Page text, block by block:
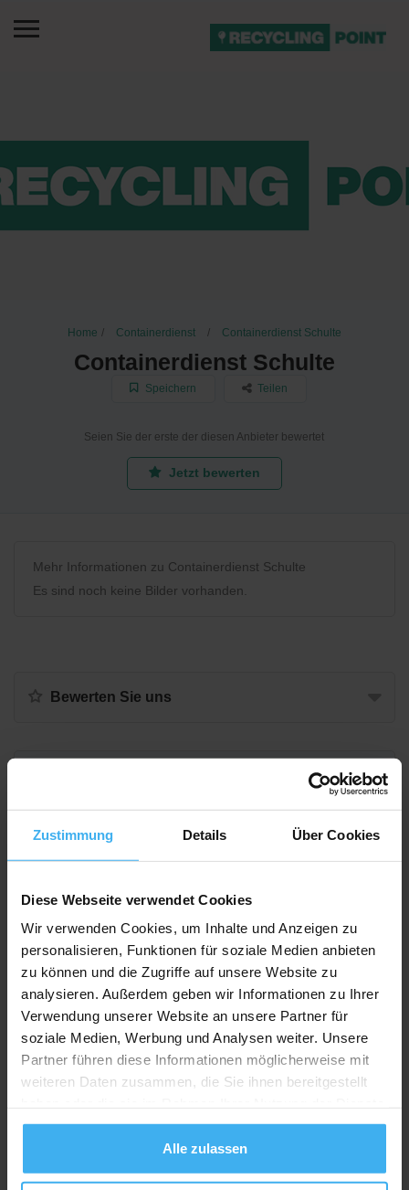
Zustimmung Details Über Cookies
Diese Webseite verwendet Cookies
Wir verwenden Cookies, um Inhalte und Anzeigen zu
personalisieren, Funktionen für soziale Medien anbieten
zu können und die Zugriffe auf unsere Website zu
analysieren. Außerdem geben wir Informationen zu Ihrer
Verwendung unserer Website an unsere Partner für
soziale Medien, Werbung und Analysen weiter. Unsere
Partner führen diese Informationen möglicherweise mit
weiteren Daten zusammen, die Sie ihnen bereitgestellt
gesammelt haben.
Alle zulassen
Home Containerdienst Containerdienst Schulte
Containerdienst Schulte
Speichern Teilen
Seien Sie der erste der diesen Anbieter bewertet
Jetzt bewerten
Mehr Informationen zu Containerdienst Schulte
Es sind noch keine Bilder vorhanden.
Bewerten Sie uns